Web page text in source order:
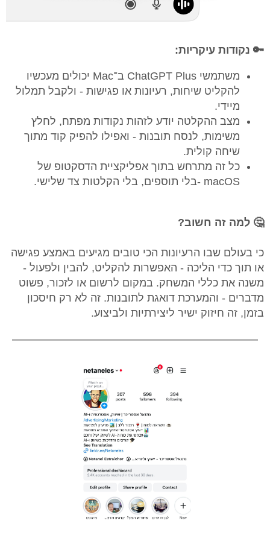
🔑 נקודות עיקריות:
משתמשי ChatGPT Plus ב־Mac יכולים מעכשיו
להקליט שיחות, רעיונות או פגישות - ולקבל תמלול
מיידי.
מצב ההקלטה יודע לזהות נקודות מפתח, לחלץ
משימות, לנסח תובנות - ואפילו להפיק קוד מתוך
שיחה קולית.
כל זה מתרחש בתוך אפליקציית הדסקטופ של
macOS -בלי תוספים, בלי הקלטות צד שלישי.
🤔 למה זה חשוב?
כי בעולם שבו הרעיונות הכי טובים מגיעים באמצע פגישה
או תוך כדי הליכה - האפשרות להקליט, להבין ולפעול -
משנה את כללי המשחק. במקום לרשום או לזכור, פשוט
מדברים - והמערכת דואגת לתובנות. זה לא רק חיסכון
בזמן, זה חיזוק ישיר ליצירתיות ולביצוע.